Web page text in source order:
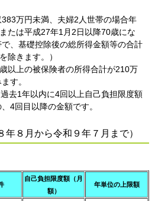
383万円未満、夫婦2人世帯の場合年
たは平成27年1月2日以降70歳にな
、基礎控除後の総所得金額等の合計
除きます。）
以上の被保険者の所得合計が210万
す。
1年以内に4回以上自己負担限度額
4回目以降の金額です。
年８月から令和９年７月まで）
自己負担限度額（月
額）
年単位の上限額